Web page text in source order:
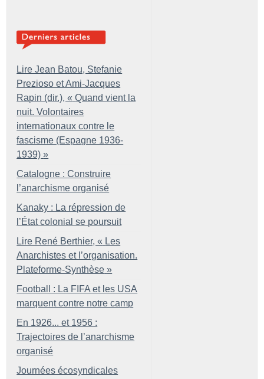
Lire Jean Batou, Stefanie
Prezioso et Ami-Jacques
Rapin (dir.), « Quand vient la
nuit. Volontaires
internationaux contre le
fascisme (Espagne 1936-
1939) »
Catalogne : Construire
l’anarchisme organisé
Kanaky : La répression de
l’État colonial se poursuit
Lire René Berthier, « Les
Anarchistes et l’organisation.
Plateforme-Synthèse »
Football : La FIFA et les USA
marquent contre notre camp
En 1926... et 1956 :
Trajectoires de l’anarchisme
organisé
Journées écosyndicales